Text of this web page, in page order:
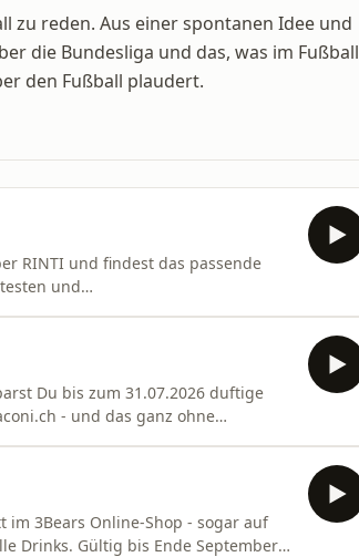
zu reden. Aus einer spontanen Idee und
die Bundesliga und das, was im Fußball
den Fußball plaudert.
RINTI und findest das passende
und
Du bis zum 31.07.2026 duftige
- und das ganz ohne
im 3Bears Online-Shop - sogar auf
Drinks. Gültig bis Ende September